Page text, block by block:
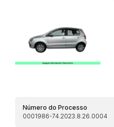
Número do Processo
0001986-74.2023.8.26.0004